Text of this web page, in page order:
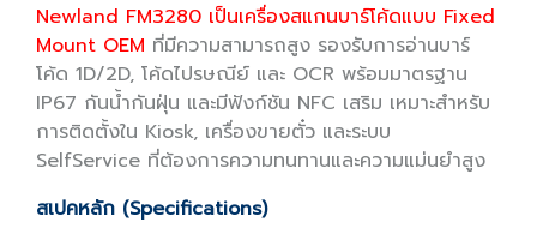
Newland FM3280 เป็นเครื่องสแกนบาร์โค้ดแบบ Fixed
Mount OEM ที่มีความสามารถสูง รองรับการอ่านบาร์
โค้ด 1D/2D, โค้ดไปรษณีย์ และ OCR พร้อมมาตรฐาน
IP67 กันน้ำกันฝุ่น และมีฟังก์ชัน NFC เสริม เหมาะสำหรับ
การติดตั้งใน Kiosk, เครื่องขายตั๋ว และระบบ
SelfService ที่ต้องการความทนทานและความแม่นยำสูง
สเปคหลัก (Specifications)